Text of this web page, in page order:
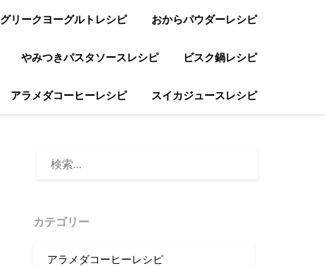
グリークヨーグルトレシピ おからパウダーレシピ
やみつきパスタソースレシピ ビスク鍋レシピ
アラメダコーヒーレシピ スイカジュースレシピ
カテゴリー
アラメダコーヒーレシピ